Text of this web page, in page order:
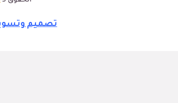
تصميم